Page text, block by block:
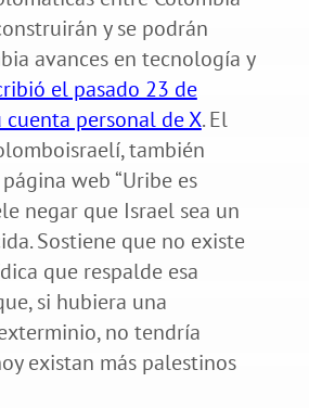
y se podrán
avances en tecnología y
el pasado 23 de
personal de X. El
también
web “Uribe es
negar que Israel sea un
Sostiene que no existe
que respalde esa
si hubiera una
no tendría
existan más palestinos